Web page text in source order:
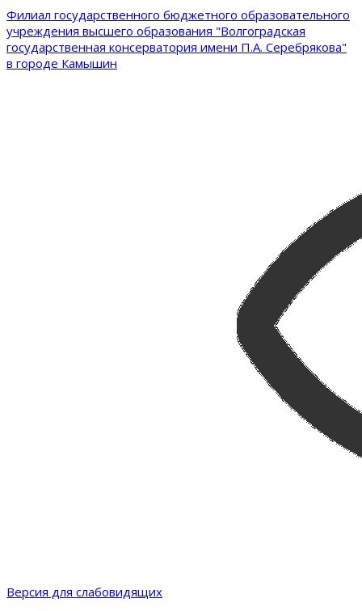
Филиал государственного бюджетного образовательного
учреждения высшего образования "Волгоградская
государственная консерватория имени П.А. Серебрякова"
в городе Камышин
Версия для слабовидящих